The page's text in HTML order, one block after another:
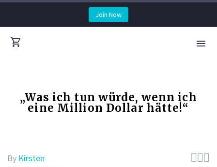
Join Now
„Was ich tun würde, wenn ich
eine Million Dollar hätte!“

By Kirsten